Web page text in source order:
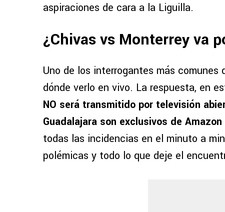
aspiraciones de cara a la Liguilla.
¿Chivas vs Monterrey va
Uno de los interrogantes más
dónde verlo en vivo. La respuesta, en
NO será transmitido por televisión
Guadalajara son exclusivos de Amazon
todas las incidencias en el minuto a
polémicas y todo lo que deje el